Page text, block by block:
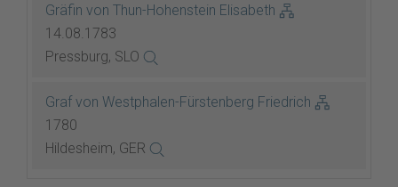
Gräfin von Thun-Hohenstein Elisabeth
14.08.1783
Pressburg, SLO
Graf von Westphalen-Fürstenberg Friedrich
1780
Hildesheim, GER